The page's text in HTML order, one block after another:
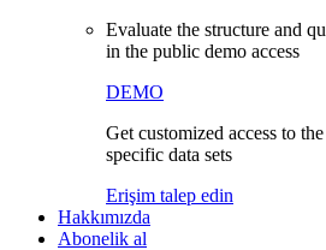
Evaluate the structure and
in the public demo access
DEMO
Get customized access to the
specific data sets
Erişim talep edin
Hakkımızda
Abonelik al